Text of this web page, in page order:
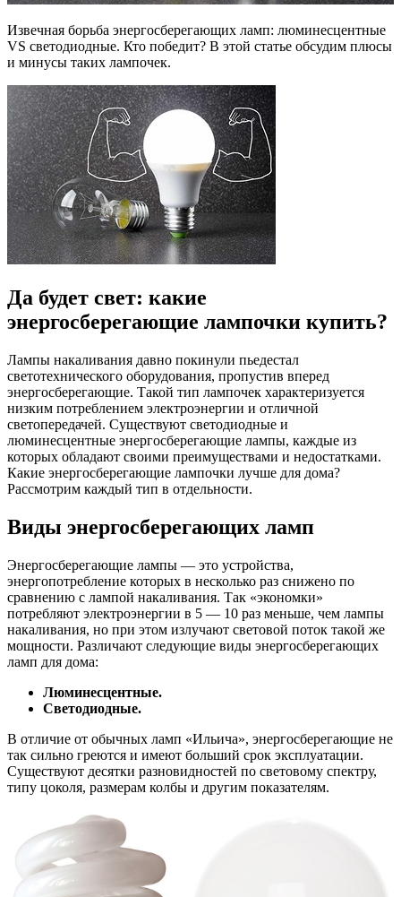
Извечная борьба энергосберегающих ламп: люминесцентные
VS светодиодные. Кто победит? В этой статье обсудим плюсы
и минусы таких лампочек.
Да будет свет: какие
энергосберегающие лампочки купить?
Лампы накаливания давно покинули пьедестал
светотехнического оборудования, пропустив вперед
энергосберегающие. Такой тип лампочек характеризуется
низким потреблением электроэнергии и отличной
светопередачей. Существуют светодиодные и
люминесцентные энергосберегающие лампы, каждые из
которых обладают своими преимуществами и недостатками.
Какие энергосберегающие лампочки лучше для дома?
Рассмотрим каждый тип в отдельности.
Виды энергосберегающих ламп
Энергосберегающие лампы — это устройства,
энергопотребление которых в несколько раз снижено по
сравнению с лампой накаливания. Так «экономки»
потребляют электроэнергии в 5 — 10 раз меньше, чем лампы
накаливания, но при этом излучают световой поток такой же
мощности. Различают следующие виды энергосберегающих
ламп для дома:
Люминесцентные.
Светодиодные.
В отличие от обычных ламп «Ильича», энергосберегающие не
так сильно греются и имеют больший срок эксплуатации.
Существуют десятки разновидностей по световому спектру,
типу цоколя, размерам колбы и другим показателям.